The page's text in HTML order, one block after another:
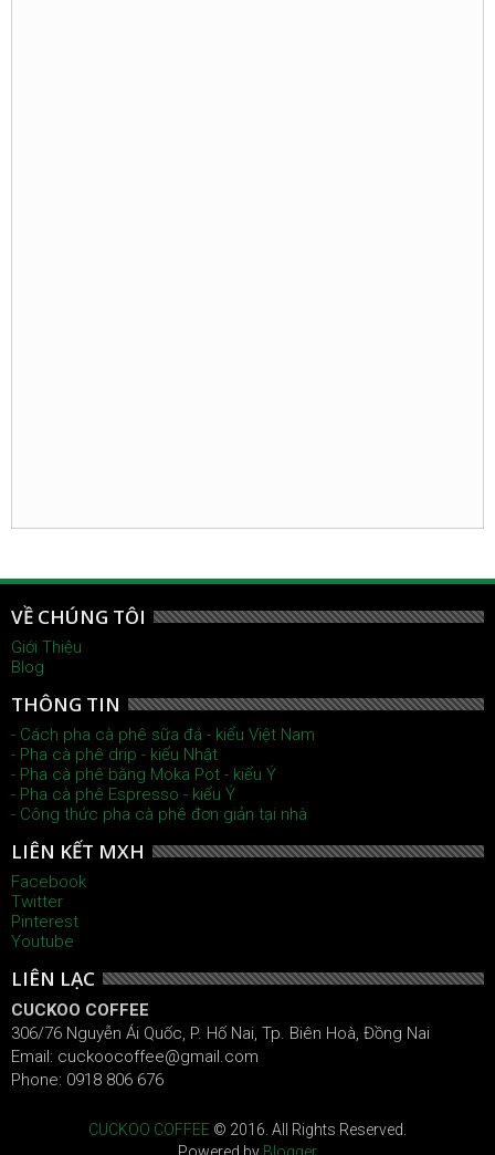
VỀ CHÚNG TÔI
Giới Thiệu
Blog
THÔNG TIN
- Cách pha cà phê sữa đá - kiểu Việt Nam
- Pha cà phê drip - kiểu Nhật
- Pha cà phê bằng Moka Pot - kiểu Ý
- Pha cà phê Espresso - kiểu Ý
- Công thức pha cà phê đơn giản tại nhà
LIÊN KẾT MXH
Facebook
Twitter
Pinterest
Youtube
LIÊN LẠC
CUCKOO COFFEE
306/76 Nguyễn Ái Quốc, P. Hố Nai, Tp. Biên Hoà, Đồng Nai
Email: cuckoocoffee@gmail.com
Phone: 0918 806 676
CUCKOO COFFEE © 2016. All Rights Reserved.